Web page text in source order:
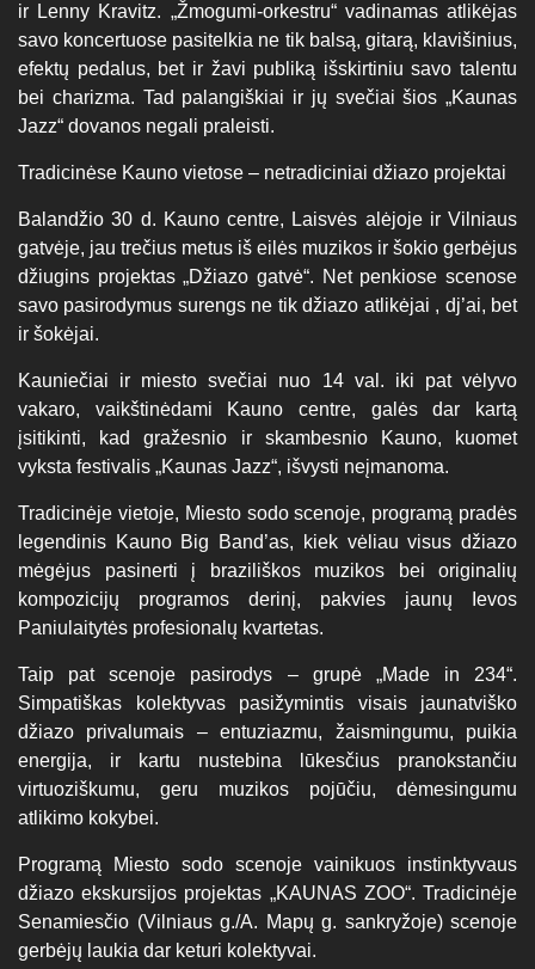
ir Lenny Kravitz. „Žmogumi-orkestru“ vadinamas atlikėjas
savo koncertuose pasitelkia ne tik balsą, gitarą, klavišinius,
efektų pedalus, bet ir žavi publiką išskirtiniu savo talentu
bei charizma. Tad palangiškiai ir jų svečiai šios „Kaunas
Jazz“ dovanos negali praleisti.
Tradicinėse Kauno vietose – netradiciniai džiazo projektai
Balandžio 30 d. Kauno centre, Laisvės alėjoje ir Vilniaus
gatvėje, jau trečius metus iš eilės muzikos ir šokio gerbėjus
džiugins projektas „Džiazo gatvė“. Net penkiose scenose
savo pasirodymus surengs ne tik džiazo atlikėjai , dj’ai, bet
ir šokėjai.
Kauniečiai ir miesto svečiai nuo 14 val. iki pat vėlyvo
vakaro, vaikštinėdami Kauno centre, galės dar kartą
įsitikinti, kad gražesnio ir skambesnio Kauno, kuomet
vyksta festivalis „Kaunas Jazz“, išvysti neįmanoma.
Tradicinėje vietoje, Miesto sodo scenoje, programą pradės
legendinis Kauno Big Band’as, kiek vėliau visus džiazo
mėgėjus pasinerti į braziliškos muzikos bei originalių
kompozicijų programos derinį, pakvies jaunų Ievos
Paniulaitytės profesionalų kvartetas.
Taip pat scenoje pasirodys – grupė „Made in 234“.
Simpatiškas kolektyvas pasižymintis visais jaunatviško
džiazo privalumais – entuziazmu, žaismingumu, puikia
energija, ir kartu nustebina lūkesčius pranokstančiu
virtuoziškumu, geru muzikos pojūčiu, dėmesingumu
atlikimo kokybei.
Programą Miesto sodo scenoje vainikuos instinktyvaus
džiazo ekskursijos projektas „KAUNAS ZOO“. Tradicinėje
Senamiesčio (Vilniaus g./A. Mapų g. sankryžoje) scenoje
gerbėjų laukia dar keturi kolektyvai.